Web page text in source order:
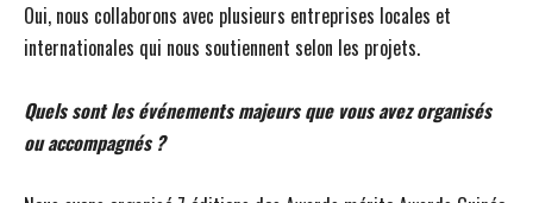
Oui, nous collaborons avec plusieurs entreprises locales et
internationales qui nous soutiennent selon les projets.
Quels sont les événements majeurs que vous avez organisés
ou accompagnés ?